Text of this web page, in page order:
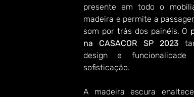
presente em todo o
madeira e permite a
som por trás dos painéis. O
na CASACOR SP 2023
design e
sofisticação.
A madeira escura